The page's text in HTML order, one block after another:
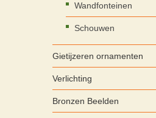
Wandfonteinen
Schouwen
Gietijzeren ornamenten
Verlichting
Bronzen Beelden